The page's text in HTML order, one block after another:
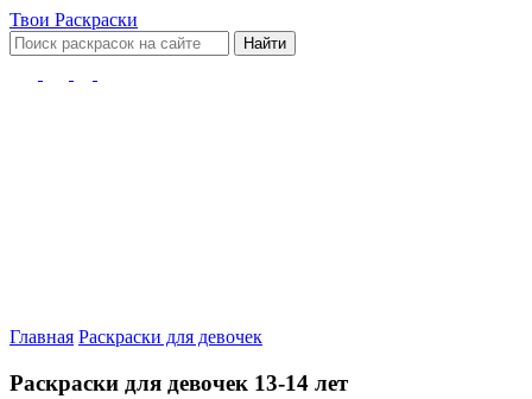
Твои Раскраски
Найти
Главная Раскраски для девочек
Раскраски для девочек 13-14 лет